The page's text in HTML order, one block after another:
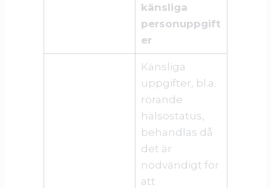
känsliga
personuppgift
er
Känsliga
uppgifter, bl.a.
rörande
hälsostatus,
behandlas då
det är
nödvändigt för
att